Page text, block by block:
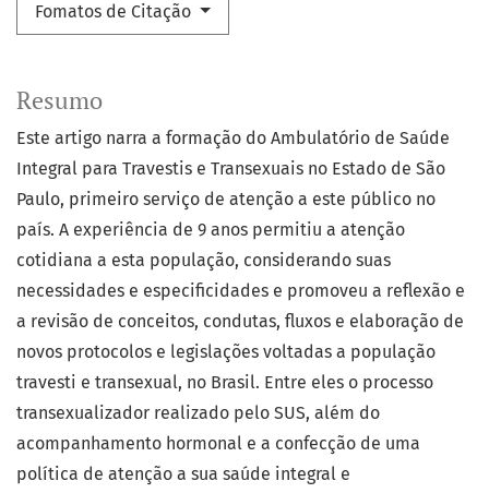
Fomatos de Citação
Resumo
Este artigo narra a formação do Ambulatório de Saúde
Integral para Travestis e Transexuais no Estado de São
Paulo, primeiro serviço de atenção a este público no
país. A experiência de 9 anos permitiu a atenção
cotidiana a esta população, considerando suas
necessidades e especificidades e promoveu a reflexão e
a revisão de conceitos, condutas, fluxos e elaboração de
novos protocolos e legislações voltadas a população
travesti e transexual, no Brasil. Entre eles o processo
transexualizador realizado pelo SUS, além do
acompanhamento hormonal e a confecção de uma
política de atenção a sua saúde integral e